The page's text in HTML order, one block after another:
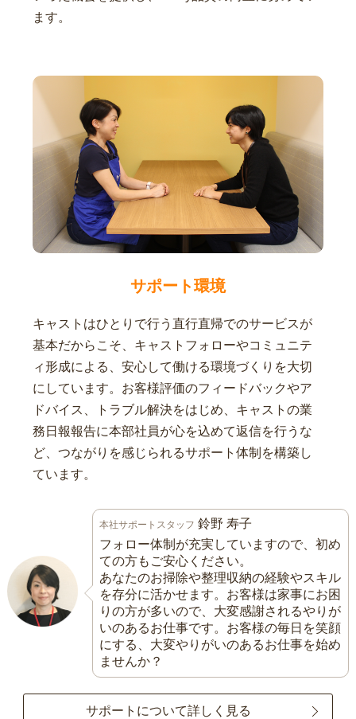
ます。
サポート環境
キャストはひとりで行う直行直帰でのサービスが
基本だからこそ、キャストフォローやコミュニテ
ィ形成による、安心して働ける環境づくりを大切
にしています。お客様評価のフィードバックやア
ドバイス、トラブル解決をはじめ、キャストの業
務日報報告に本部社員が心を込めて返信を行うな
ど、つながりを感じられるサポート体制を構築し
ています。
本社サポートスタッフ 鈴野 寿子
フォロー体制が充実していますので、初め
ての方もご安心ください。
あなたのお掃除や整理収納の経験やスキル
を存分に活かせます。お客様は家事にお困
りの方が多いので、大変感謝されるやりが
いのあるお仕事です。お客様の毎日を笑顔
にする、大変やりがいのあるお仕事を始め
ませんか？
サポートについて詳しく見る